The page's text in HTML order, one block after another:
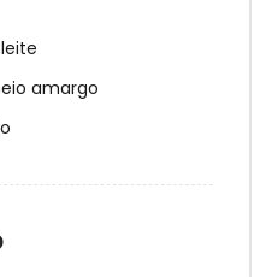
amargo